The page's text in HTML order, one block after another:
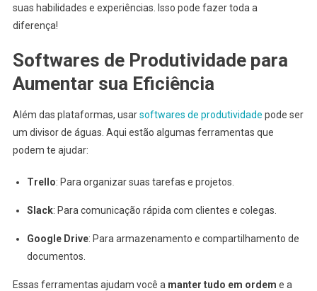
suas habilidades e experiências. Isso pode fazer toda a
diferença!
Softwares de Produtividade para
Aumentar sua Eficiência
Além das plataformas, usarsoftwares de produtividade pode ser
um divisor de águas. Aqui estão algumas ferramentas que
podem te ajudar:
Trello: Para organizar suas tarefas e projetos.
Slack: Para comunicação rápida com clientes e colegas.
Google Drive: Para armazenamento e compartilhamento de
documentos.
Essas ferramentas ajudam você a manter tudo em ordem e a